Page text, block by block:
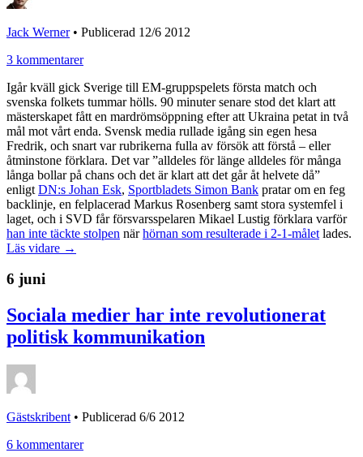
Jack Werner• Publicerad 12/6 2012
3 kommentarer
Igår kväll gick Sverige till EM-gruppspelets första match och
svenska folkets tummar hölls. 90 minuter senare stod det klart att
mästerskapet fått en mardrömsöppning efter att Ukraina petat in två
mål mot vårt enda. Svensk media rullade igång sin egen hesa
Fredrik, och snart var rubrikerna fulla av försök att förstå – eller
åtminstone förklara. Det var ”alldeles för länge alldeles för många
långa bollar på chans och det är klart att det går åt helvete då”
enligt DN:s Johan Esk, Sportbladets Simon Bank pratar om en feg
backlinje, en felplacerad Markus Rosenberg samt stora systemfel i
laget, och i SVD får försvarsspelaren Mikael Lustig förklara varför
han inte täckte stolpen närhörnan som resulterade i 2-1-målet lades.
Läs vidare →
6 juni
Sociala medier har inte revolutionerat
politisk kommunikation
Gästskribent • Publicerad 6/6 2012
6 kommentarer